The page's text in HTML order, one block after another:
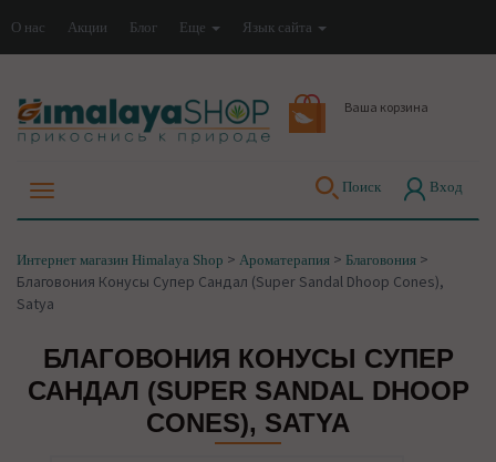
О нас Акции Блог Еще Язык сайта
Ваша корзина
Поиск Вход
Интернет магазин Himalaya Shop > Ароматерапия > Благовония >
Благовония Конусы Супер Сандал (Super Sandal Dhoop Cones),
Satya
БЛАГОВОНИЯ КОНУСЫ СУПЕР
САНДАЛ (SUPER SANDAL DHOOP
CONES), SATYA